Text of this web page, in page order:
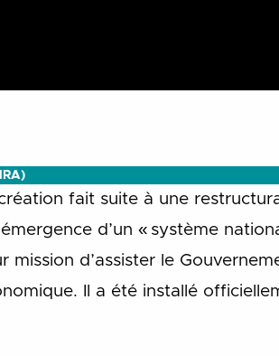
fait suite à une
d’un « système
mission d’assister le
Il a été installé